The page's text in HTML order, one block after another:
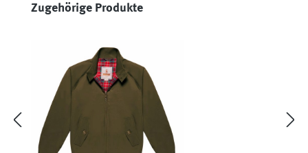
Produktgalerie überspringen
Zugehörige Produkte